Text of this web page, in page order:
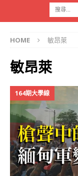
HOME 敏昂萊
敏昂萊
164期大學線